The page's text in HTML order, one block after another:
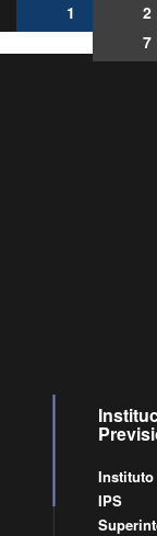
1 2
7
Instituto
IPS